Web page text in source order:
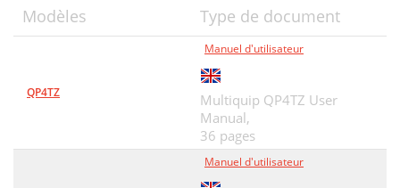
Modèles Type de document
QP4TZ
Manuel d'utilisateur
Multiquip QP4TZ User
Manual,
36 pages
Manuel d'utilisateur